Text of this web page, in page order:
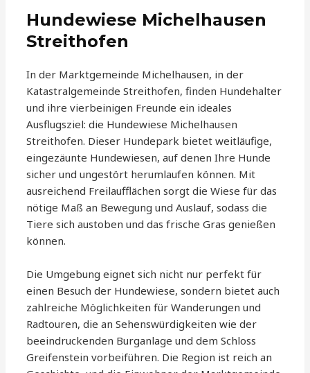
Hundewiese Michelhausen
Streithofen
In der Marktgemeinde Michelhausen, in der
Katastralgemeinde Streithofen, finden Hundehalter
und ihre vierbeinigen Freunde ein ideales
Ausflugsziel: die Hundewiese Michelhausen
Streithofen. Dieser Hundepark bietet weitläufige,
eingezäunte Hundewiesen, auf denen Ihre Hunde
sicher und ungestört herumlaufen können. Mit
ausreichend Freilaufflächen sorgt die Wiese für das
nötige Maß an Bewegung und Auslauf, sodass die
Tiere sich austoben und das frische Gras genießen
können.
Die Umgebung eignet sich nicht nur perfekt für
einen Besuch der Hundewiese, sondern bietet auch
zahlreiche Möglichkeiten für Wanderungen und
Radtouren, die an Sehenswürdigkeiten wie der
beeindruckenden Burganlage und dem Schloss
Greifenstein vorbeiführen. Die Region ist reich an